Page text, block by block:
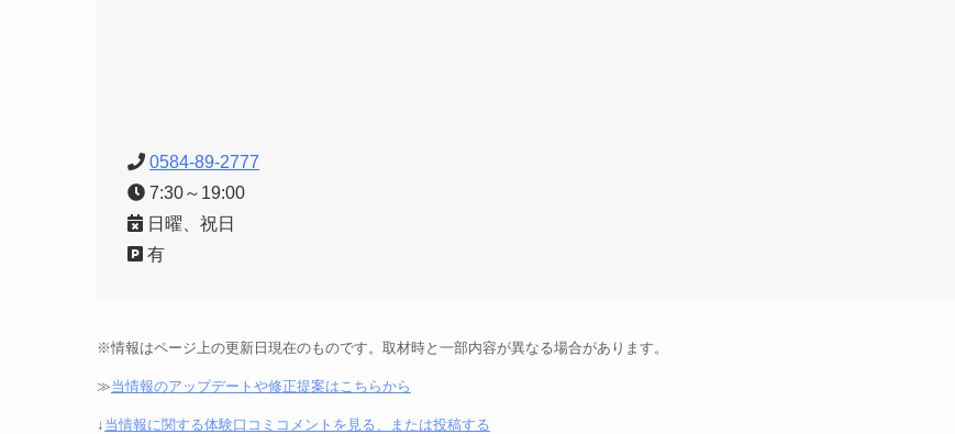
0584-89-2777
7:30～19:00
日曜、祝日
有
※情報はページ上の更新日現在のものです。取材時と一部内容が異なる場合があります。
≫当情報のアップデートや修正提案はこちらから
↓ 当情報に関する体験口コミコメントを見る、または投稿する